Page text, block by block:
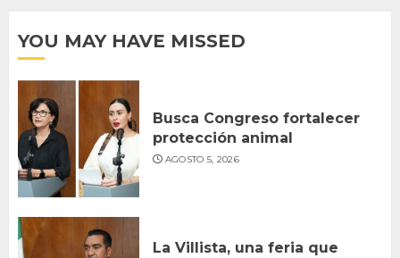
YOU MAY HAVE MISSED
Busca Congreso fortalecer
protección animal
AGOSTO 5, 2026
La Villista, una feria que